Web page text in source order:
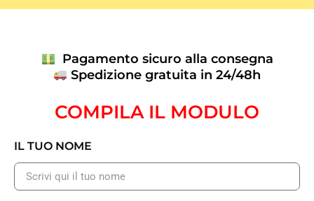
Pagamento sicuro alla consegna
Spedizione gratuita in 24/48h
COMPILA IL MODULO
IL TUO NOME